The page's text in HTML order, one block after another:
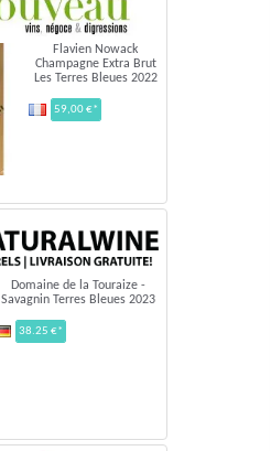
Flavien Nowack
Champagne Extra Brut
Les Terres Bleues 2022
59,00 €*
Domaine de la Touraize -
Savagnin Terres Bleues 2023
38.25 €*